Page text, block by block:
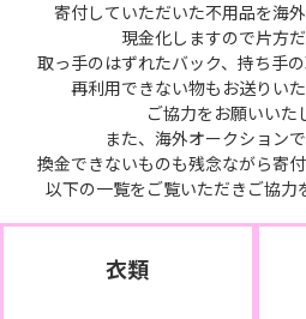
寄付していただいた不用品を海
現金化しますので片方だ
取っ手のはずれたバック、持ち手
再利用できない物もお送りいた
ご協力をお願いいた
また、海外オークション
換金できないものも残念ながら寄
以下の一覧をご覧いただきご協力
衣類